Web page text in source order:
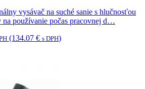
vysávač na suché sanie s hlučnosťou
používanie počas pracovnej d…
(134.07 € s DPH)